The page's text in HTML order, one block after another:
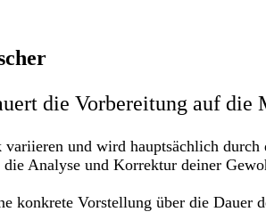
die Vorbereitung auf die
und wird hauptsächlich
Analyse und Korrektur deiner
konkrete Vorstellung über die Dauer